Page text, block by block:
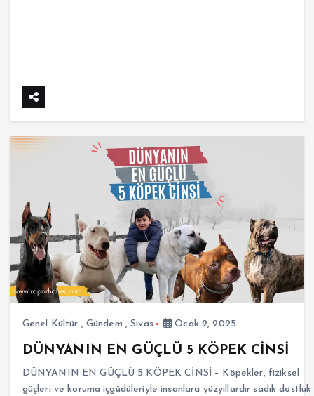
Genel Kültür , Gündem ,Sivas Ocak 2, 2025
DÜNYANIN EN GÜÇLÜ 5 KÖPEK CİNSİ
DÜNYANIN EN GÜÇLÜ 5 KÖPEK CİNSİ – Köpekler, fiziksel
güçleri ve koruma içgüdüleriyle insanlara yüzyıllardır sadık dostluk